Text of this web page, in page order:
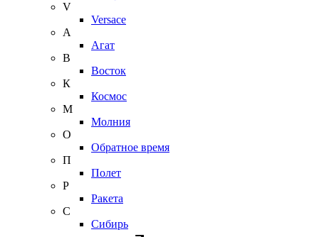
V
Versace
А
Агат
В
Восток
К
Космос
М
Молния
О
Обратное время
П
Полет
Р
Ракета
С
Сибирь